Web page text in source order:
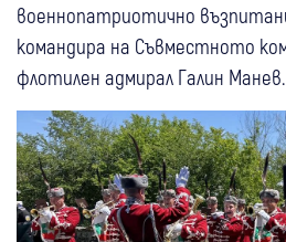
военнопатриотично
командира на Съвместното
флотилен адмирал Галин Манев.